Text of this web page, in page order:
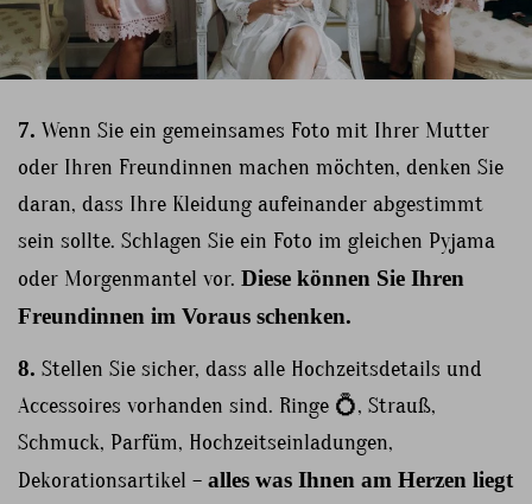
7. Wenn Sie ein gemeinsames Foto mit Ihrer Mutter
oder Ihren Freundinnen machen möchten, denken Sie
daran, dass Ihre Kleidung aufeinander abgestimmt
sein sollte. Schlagen Sie ein Foto im gleichen Pyjama
oder Morgenmantel vor. Diese können Sie Ihren
Freundinnen im Voraus schenken.
8. Stellen Sie sicher, dass alle Hochzeitsdetails und
Accessoires vorhanden sind. Ringe 💍, Strauß,
Schmuck, Parfüm, Hochzeitseinladungen,
Dekorationsartikel – alles was Ihnen am Herzen liegt